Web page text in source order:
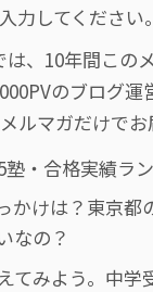
力してください。
、10年間この
のブログ運
ルマガだけでお
・合格実績ラ
かけは？東京都
なの？
てみよう。中学